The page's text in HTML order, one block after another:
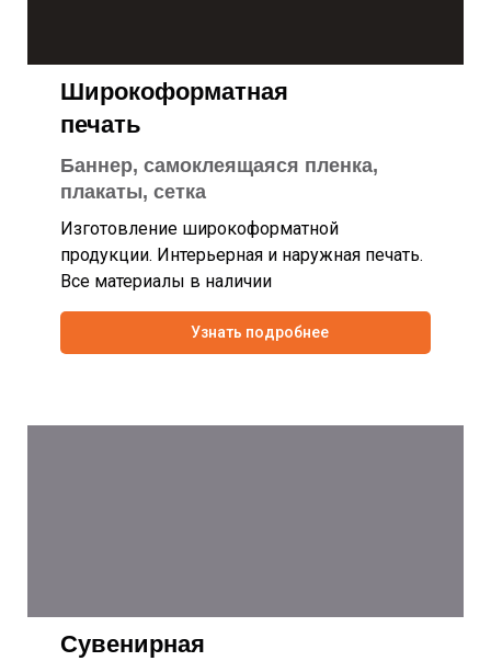
Широкоформатная
печать
Баннер, самоклеящаяся пленка,
плакаты, сетка
Изготовление широкоформатной
продукции. Интерьерная и наружная печать.
Все материалы в наличии
Узнать подробнее
Сувенирная